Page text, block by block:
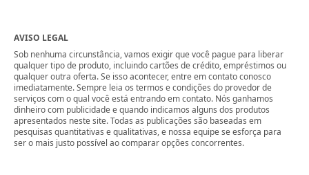
AVISO LEGAL
Sob nenhuma circunstância, vamos exigir que você pague para liberar
qualquer tipo de produto, incluindo cartões de crédito, empréstimos ou
qualquer outra oferta. Se isso acontecer, entre em contato conosco
imediatamente. Sempre leia os termos e condições do provedor de
serviços com o qual você está entrando em contato. Nós ganhamos
dinheiro com publicidade e quando indicamos alguns dos produtos
apresentados neste site. Todas as publicações são baseadas em
pesquisas quantitativas e qualitativas, e nossa equipe se esforça para
ser o mais justo possível ao comparar opções concorrentes.